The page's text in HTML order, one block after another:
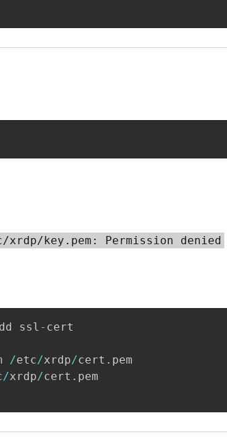
key.pem: Permission denied
ssl - cert
/etc/xrdp/cert . pem
/xrdp/cert . pem